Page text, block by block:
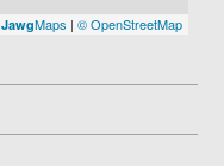
JawgMaps | © OpenStreetMap